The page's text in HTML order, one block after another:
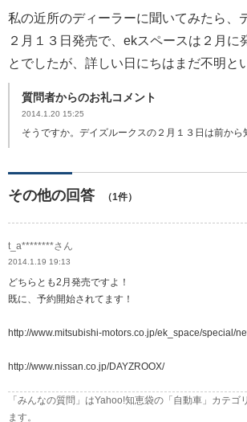
私の近所のディーラーに聞いてみたら、
２月１３日発売で、ekスペースは２月に
とでしたが、詳しい日にちはまだ不明と
質問者からのお礼コメント
2014.1.20 15:25
そうですか。デイズルークスの２月１３日は前から
その他の回答 （1件）
t_a********さん
2014.1.19 19:13
どちらとも2月発売ですよ！
既に、予約開始されてます！
http://www.mitsubishi-motors.co.jp/ek_space/special/
http://www.nissan.co.jp/DAYZROOX/
「みんなの質問」はYahoo!知恵袋の「自動車」カテゴ
ます。